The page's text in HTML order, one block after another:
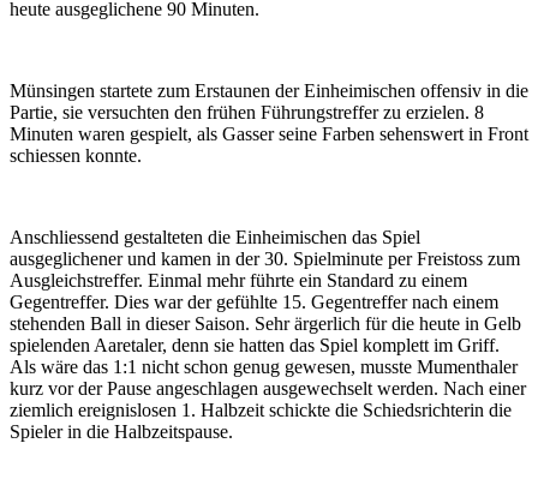
heute ausgeglichene 90 Minuten.
Münsingen startete zum Erstaunen der Einheimischen offensiv in die
Partie, sie versuchten den frühen Führungstreffer zu erzielen. 8
Minuten waren gespielt, als Gasser seine Farben sehenswert in Front
schiessen konnte.
Anschliessend gestalteten die Einheimischen das Spiel
ausgeglichener und kamen in der 30. Spielminute per Freistoss zum
Ausgleichstreffer. Einmal mehr führte ein Standard zu einem
Gegentreffer. Dies war der gefühlte 15. Gegentreffer nach einem
stehenden Ball in dieser Saison. Sehr ärgerlich für die heute in Gelb
spielenden Aaretaler, denn sie hatten das Spiel komplett im Griff.
Als wäre das 1:1 nicht schon genug gewesen, musste Mumenthaler
kurz vor der Pause angeschlagen ausgewechselt werden. Nach einer
ziemlich ereignislosen 1. Halbzeit schickte die Schiedsrichterin die
Spieler in die Halbzeitspause.